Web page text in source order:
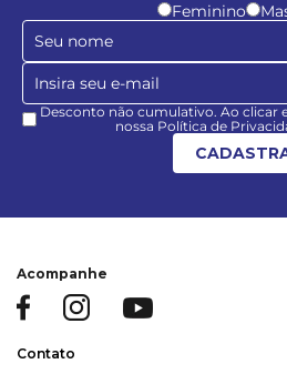
Feminino
Desconto não cumulativo. Ao clicar
nossa Política de
Acompanhe
Contato